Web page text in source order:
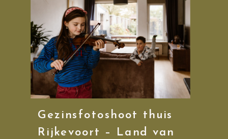
Gezinsfotoshoot thuis
Rijkevoort – Land van